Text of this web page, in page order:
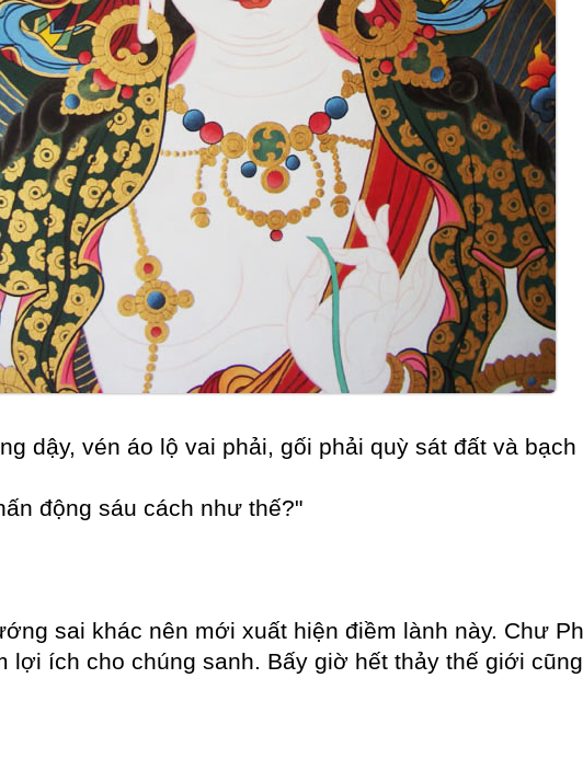
dậy, vén áo lộ vai phải, gối phải quỳ sát đất và bạch
động sáu cách như thế?"
sai khác nên mới xuất hiện điềm lành này. Chư
ích cho chúng sanh. Bấy giờ hết thảy thế giới